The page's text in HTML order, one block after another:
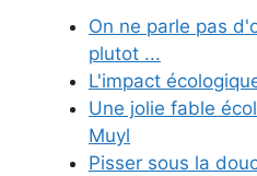
On ne parle pas
plutot ...
L'impact
Une jolie fable
Muyl
Pisser sous la